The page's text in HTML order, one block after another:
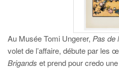
Au Musée Tomi Ungerer, Pas de
volet de l’affaire, débute par les
Brigands et prend pour credo